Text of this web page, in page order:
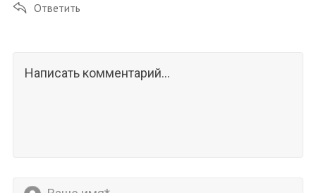
Ответить